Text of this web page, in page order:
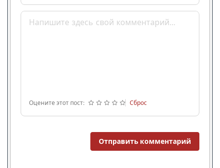
Оцените этот пост: Сброс
Отправить комментарий